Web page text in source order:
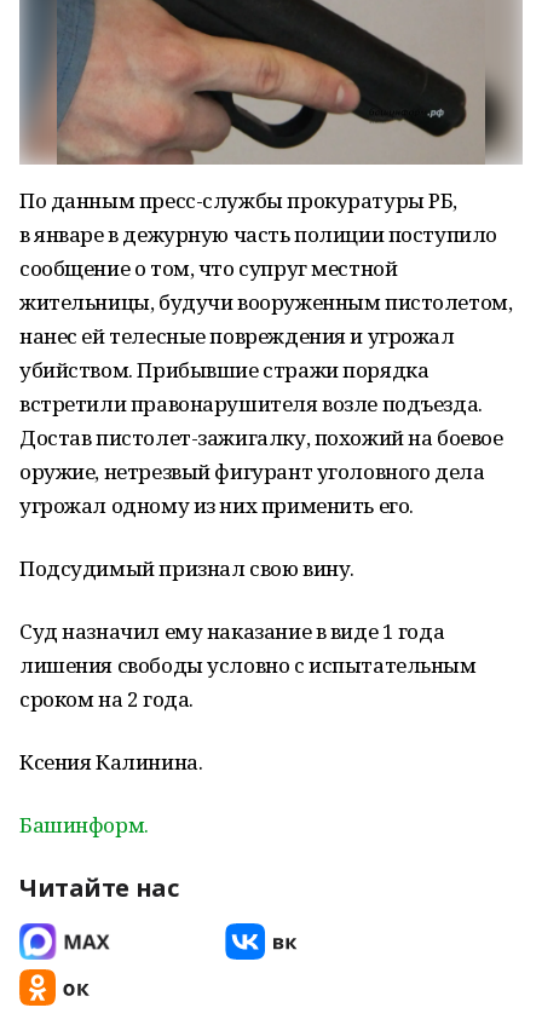
По данным пресс-службы прокуратуры РБ,
в январе в дежурную часть полиции поступило
сообщение о том, что супруг местной
жительницы, будучи вооруженным пистолетом,
нанес ей телесные повреждения и угрожал
убийством. Прибывшие стражи порядка
встретили правонарушителя возле подъезда.
Достав пистолет-зажигалку, похожий на боевое
оружие, нетрезвый фигурант уголовного дела
угрожал одному из них применить его.
Подсудимый признал свою вину.
Суд назначил ему наказание в виде 1 года
лишения свободы условно c испытательным
сроком на 2 года.
Ксения Калинина.
Башинформ.
Читайте нас